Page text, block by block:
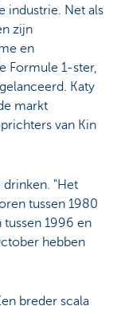
industrie. Net als
zijn
en
Formule 1-ster,
Katy
markt
van Kin
"Het
tussen 1980
tussen 1996 en
hebben
breder scala